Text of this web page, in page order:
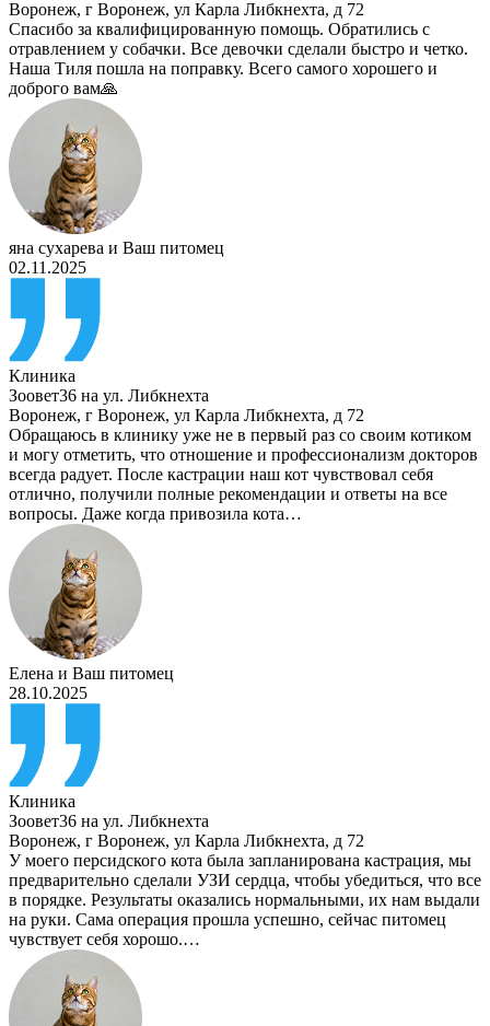
Воронеж, г Воронеж, ул Карла Либкнехта, д 72
Спасибо за квалифицированную помощь. Обратились с
отравлением у собачки. Все девочки сделали быстро и четко.
Наша Тиля пошла на поправку. Всего самого хорошего и
доброго вам🙏
яна сухарева и Ваш питомец
02.11.2025
Клиника
Зоовет36 на ул. Либкнехта
Воронеж, г Воронеж, ул Карла Либкнехта, д 72
Обращаюсь в клинику уже не в первый раз со своим котиком
и могу отметить, что отношение и профессионализм докторов
всегда радует. После кастрации наш кот чувствовал себя
отлично, получили полные рекомендации и ответы на все
вопросы. Даже когда привозила кота…
Елена и Ваш питомец
28.10.2025
Клиника
Зоовет36 на ул. Либкнехта
Воронеж, г Воронеж, ул Карла Либкнехта, д 72
У моего персидского кота была запланирована кастрация, мы
предварительно сделали УЗИ сердца, чтобы убедиться, что все
в порядке. Результаты оказались нормальными, их нам выдали
на руки. Сама операция прошла успешно, сейчас питомец
чувствует себя хорошо.…